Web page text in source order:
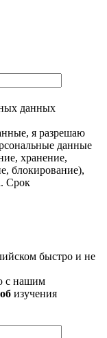
данных
я разрешаю
данные
хранение,
блокирование),
Срок
быстро и не
с нашим
изучения